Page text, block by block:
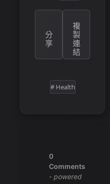
分
享
複
製
連
結
# Health